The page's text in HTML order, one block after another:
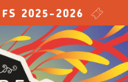
2025-2026